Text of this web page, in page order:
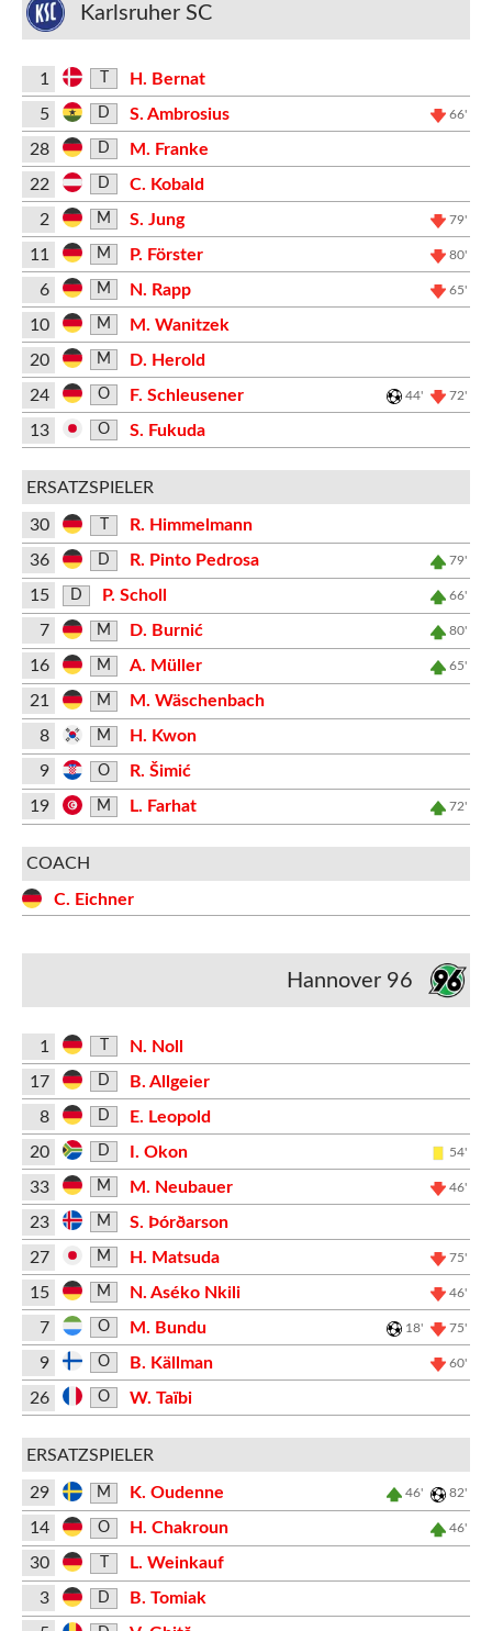
Karlsruher SC
1
H. Bernat
5
D S. Ambrosius 66'
28 D
M. Franke
22
D
C. Kobald
2
M S. Jung 79'
11 M P. Förster 80'
6 M N. Rapp 65'
10 M
M. Wanitzek
20
M
D. Herold
24
O F. Schleusener 44' 72'
13 O S. Fukuda
ERSATZSPIELER
30
R. Himmelmann
36
D R. Pinto Pedrosa 79'
15 D P. Scholl 66'
7 M D. Burnić 80'
16 M A. Müller 65'
21 M
M. Wäschenbach
8
M
H. Kwon
9
O
R. Šimić
19
M L. Farhat 72'
COACH
C. Eichner
Hannover 96
1
N. Noll
17
D
B. Allgeier
8
D
E. Leopold
20
D I. Okon 54'
33 M M. Neubauer 46'
23 M
S. Þórðarson
27
M H. Matsuda 75'
15 M N. Aséko Nkili 46'
7 O M. Bundu 18' 75'
9 O B. Källman 60'
26 O W. Taïbi
ERSATZSPIELER
29 M K. Oudenne 46' 82'
14 O H. Chakroun 46'
30
L. Weinkauf
3
D
B. Tomiak